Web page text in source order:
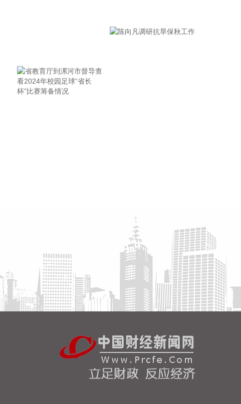
俄罗斯电商巨头“野莓”（Wildberries）7日通报称，其
斯总统驻乌拉尔联邦区全权代表若加随后称，该市一
座仓库遭无人机袭击，800人被疏散，无伤亡。 斯维
尔德洛夫斯克州州长帕斯列尔通报指出，3架无人机
据中国船舶消息，近日，中国船舶集团有限公司旗下
北海造船与中远海运散运系列散货船建造合同生效。
至此，北海造船手持造船订单量超2300万载重吨，历
史性突破100艘大关，部分订单交船期已排至2030
年。
2026-08-07 13:30:19
宾市高县（北纬28.51度，东经104.67度）发生4.9级
地震，震源深度6千米。
座
实省市安全生产工作会议